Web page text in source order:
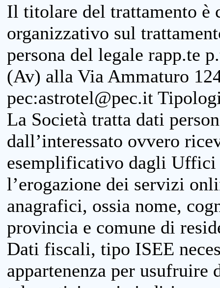
Il titolare del trattamento è
organizzativo sul
persona del legale rapp.te
(Av) alla Via Ammaturo
pec:astrotel@pec.it
La Società tratta dati
dall’interessato ovvero
esemplificativo dagli
l’erogazione dei servizi
anagrafici, ossia nome,
provincia e comune di
Dati fiscali, tipo ISEE
appartenenza per